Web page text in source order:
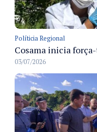
Políticia Regional
03/07/2026